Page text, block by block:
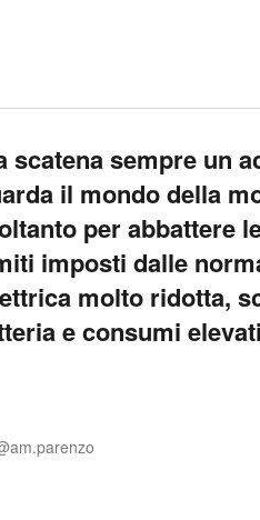
scatena sempre un
il mondo della
per abbattere
imposti dalle
molto ridotta,
e consumi